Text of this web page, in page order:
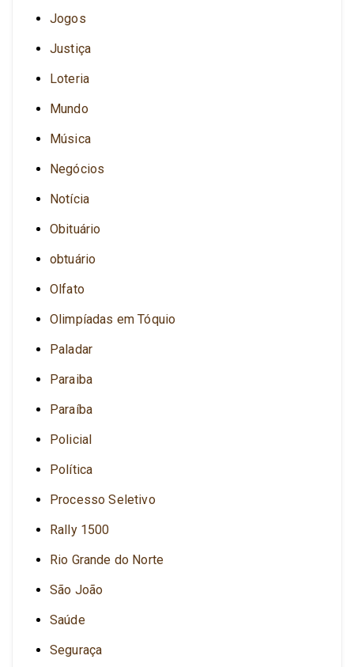
Jogos
Justiça
Loteria
Mundo
Música
Negócios
Notícia
Obituário
obtuário
Olfato
Olimpíadas em Tóquio
Paladar
Paraiba
Paraíba
Policial
Política
Processo Seletivo
Rally 1500
Rio Grande do Norte
São João
Saúde
Seguraça